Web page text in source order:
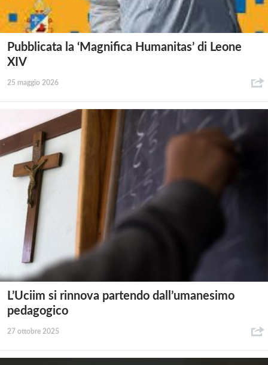
Pubblicata la ‘Magnifica Humanitas’ di Leone
XIV
25 maggio 2026
L’Uciim si rinnova partendo dall’umanesimo
pedagogico
27 ottobre 2025